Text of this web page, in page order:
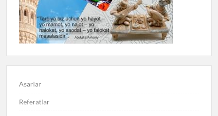
Asarlar
Referatlar